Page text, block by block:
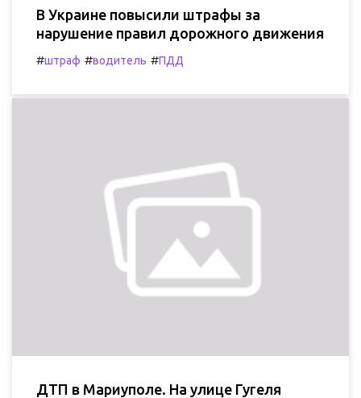
В Украине повысили штрафы за
нарушение правил дорожного движения
#штраф #водитель #ПДД
ДТП в Мариуполе. На улице Гугеля